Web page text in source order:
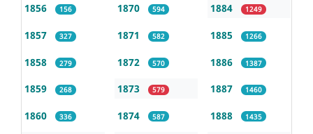
1856 156
1857 327
1858 279
1859 268
1860 336
1870 594
1871 582
1872 570
1873 579
1874 587
1884 1249
1885 1266
1886 1387
1887 1460
1888 1435